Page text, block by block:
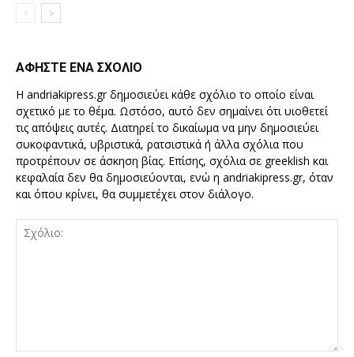
ΑΦΗΣΤΕ ΕΝΑ ΣΧΟΛΙΟ
Η andriakipress.gr δημοσιεύει κάθε σχόλιο το οποίο είναι
σχετικό με το θέμα. Ωστόσο, αυτό δεν σημαίνει ότι υιοθετεί
τις απόψεις αυτές. Διατηρεί το δικαίωμα να μην δημοσιεύει
συκοφαντικά, υβριστικά, ρατσιστικά ή άλλα σχόλια που
προτρέπουν σε άσκηση βίας. Επίσης, σχόλια σε greeklish και
κεφαλαία δεν θα δημοσιεύονται, ενώ η andriakipress.gr, όταν
και όπου κρίνει, θα συμμετέχει στον διάλογο.